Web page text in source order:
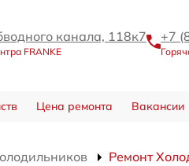
канала, 118к7
FRANKE
+7
Цена ремонта Вакансии
Ремонт